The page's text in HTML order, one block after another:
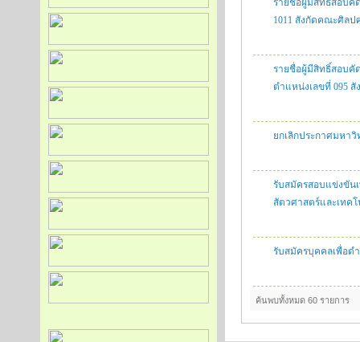
รายชื่อผู้มีสิทธิ์สอบคั
1011 สังกัดคณะศิลป
รายชื่อผู้มีสิทธิ์สอบคั
ตำแหน่งเลขที่ 095
ยกเลิกประกาศมหา
รับสมัครสอบแข่งขัน
สัตวศาสตร์และเทคโ
รับสมัครบุคคลเพื่อด
ค้นพบทั้งหมด 60 รายการ